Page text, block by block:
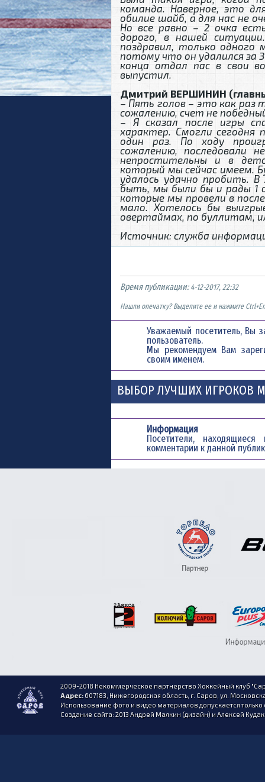
команда. Наверное, это
обилие шайб, а для нас не
Но все равно – 2 очка
дорого, в нашей
поздравил, только одного
потому что он удалился за
конца отдал пас в свои
выпустил.
Дмитрий ВЕРШИНИН
– Пять голов – это как раз
сожалению, счет не
– Я сказал после игры
характер. Смогли сегодня
один раз. По ходу
сожалению, последовали
непростительны и в
который мы сейчас имеем.
удалось удачно пробить.
быть, мы были бы и рады 1
которые мы провели в
мало. Хотелось бы
овертаймах, по буллитам,
Источник: служба
Время публикации:4-12-2017, 22:32
Нашли опечатку? Выделите ее и нажмите
Уважаемый посетитель, Вы
пользователь.
Мы рекомендуем Вам
своим именем.
ВЫБОР ЛУЧШИХ ИГРОКОВ
Информация
Посетители,
комментарии к данной
2009-2018 Некоммерческое партнерство Хоккейный клуб
Адрес:607183, Нижегородская область, г. Саров, ул.
Использование фото и видео материалов допускается
Создание сайта: 2013 Андрей Малкин (дизайн) и Алексей